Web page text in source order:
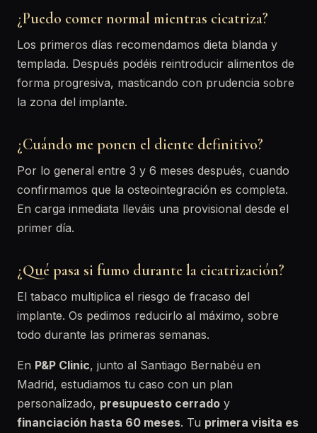
¿Puedo comer normal mientras cicatriza?
Los primeros días recomendamos dieta blanda y
templada. Después podéis reintroducir alimentos de
forma progresiva, masticando con prudencia sobre
la zona del implante.
¿Cuándo me ponen el diente definitivo?
Por lo general entre 3 y 6 meses después, cuando
confirmamos que la osteointegración es completa.
En carga inmediata lleváis una provisional desde el
primer día.
¿Qué pasa si fumo durante la cicatrización?
El tabaco multiplica el riesgo de fracaso del
implante. Os pedimos reducirlo al máximo, sobre
todo durante las primeras semanas.
En P&P Clinic, junto al Santiago Bernabéu en
Madrid, estudiamos tu caso con un plan
personalizado, presupuesto cerrado y
financiación hasta 60 meses. Tu primera visita es